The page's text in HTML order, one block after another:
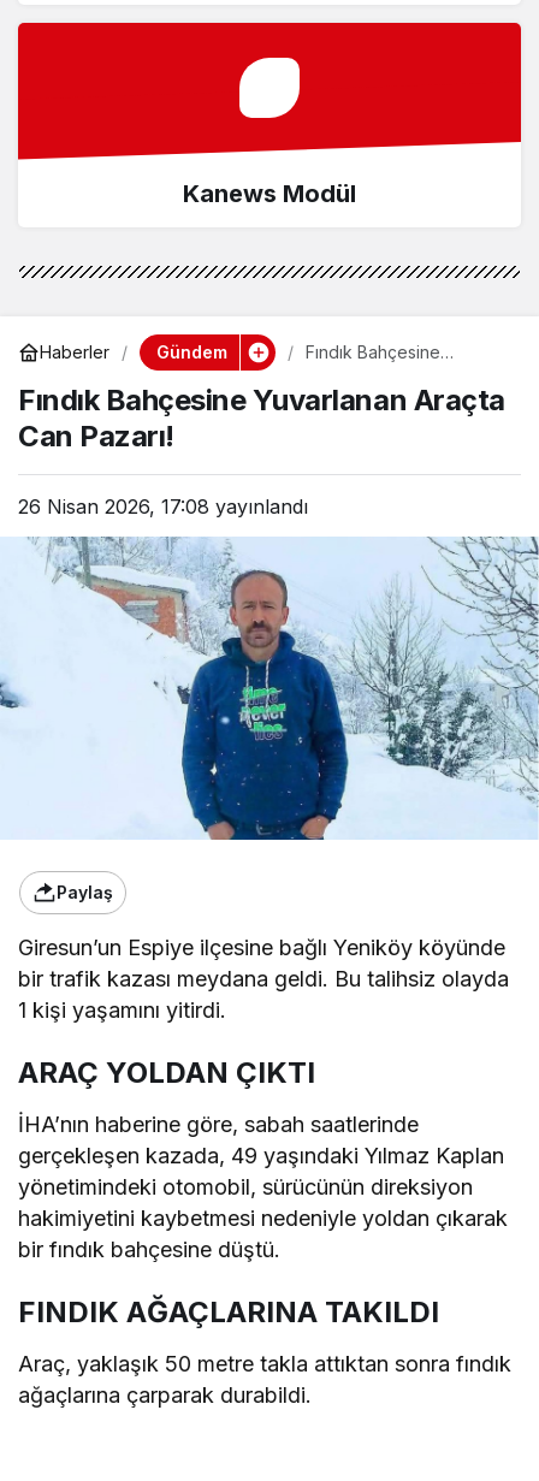
Kanews Modül
Haberler Gündem
Fındık Bahçesine
Pazarı!
Fındık Bahçesine Yuvarlanan Araçta
Can Pazarı!
26 Nisan 2026, 17:08 yayınlandı
Paylaş
Giresun’un Espiye ilçesine bağlı Yeniköy köyünde
bir trafik kazası meydana geldi. Bu talihsiz olayda
1 kişi yaşamını yitirdi.
ARAÇ YOLDAN ÇIKTI
İHA’nın haberine göre, sabah saatlerinde
gerçekleşen kazada, 49 yaşındaki Yılmaz Kaplan
yönetimindeki otomobil, sürücünün direksiyon
hakimiyetini kaybetmesi nedeniyle yoldan çıkarak
bir fındık bahçesine düştü.
FINDIK AĞAÇLARINA TAKILDI
Araç, yaklaşık 50 metre takla attıktan sonra fındık
ağaçlarına çarparak durabildi.